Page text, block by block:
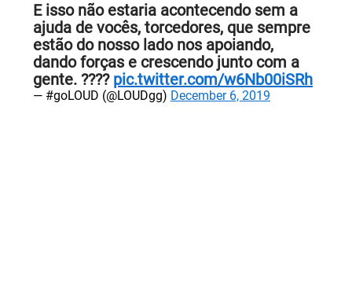
E isso não estaria acontecendo sem a
ajuda de vocês, torcedores, que sempre
estão do nosso lado nos apoiando,
dando forças e crescendo junto com a
gente. ???? pic.twitter.com/w6Nb00iSRh
— #goLOUD (@LOUDgg) December 6, 2019